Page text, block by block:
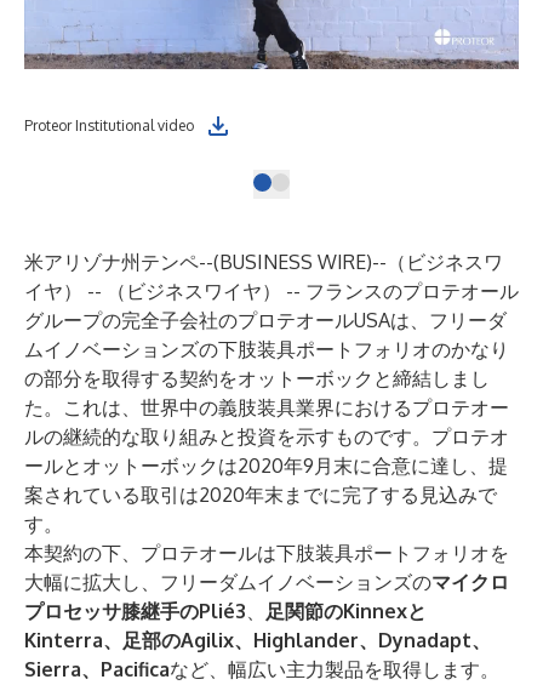
Proteor Institutional video
米アリゾナ州テンペ--(BUSINESS WIRE)-- （ビジネスワ
イヤ） -- （ビジネスワイヤ） -- フランスのプロテオール
グループの完全子会社のプロテオールUSAは、フリーダ
ムイノベーションズの下肢装具ポートフォリオのかなり
の部分を取得する契約をオットーボックと締結しまし
た。これは、世界中の義肢装具業界におけるプロテオー
ルの継続的な取り組みと投資を示すものです。プロテオ
ールとオットーボックは2020年9月末に合意に達し、提
案されている取引は2020年末までに完了する見込みで
す。
本契約の下、プロテオールは下肢装具ポートフォリオを
大幅に拡大し、フリーダムイノベーションズのマイクロ
プロセッサ膝継手のPlié3、 足関節のKinnexと
Kinterra、足部のAgilix、Highlander、Dynadapt、
Sierra、Pacificaなど、幅広い主力製品を取得します。